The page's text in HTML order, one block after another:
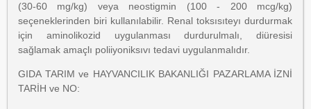
(30-60 mg/kg) veya neostigmin (100 - 200 mcg/kg)
seçeneklerinden biri kullanılabilir. Renal toksısıteyı durdurmak
için aminolikozid uygulanması durdurulmalı, diüresisi
sağlamak amaçlı poliiyoniksıvı tedavi uygulanmalıdır.
GIDA TARIM ve HAYVANCILIK BAKANLIĞI PAZARLAMA İZNİ
TARİH ve NO: